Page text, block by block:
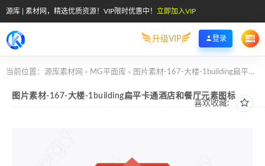
源库 | 素材网，精选优质资源！VIP限时优惠中！ 立即加入VIP
升级VIP 登录
当前位置： 源库素材网 > MG平面库 > 图片素材-167-大楼-1building扁平卡通酒店和餐厅元素图标
喜欢收藏:
图片素材-167-大楼-1building扁平卡通酒店和餐厅元素图标